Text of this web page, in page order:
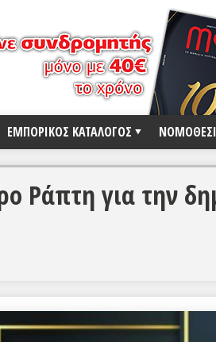
ΕΜΠΟΡΙΚΟΣ ΚΑΤΑΛΟΓΟΣ
Ράπτη για την